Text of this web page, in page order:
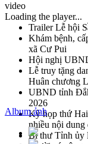
video
Loading the player...
Trailer Lễ hội
Khám bệnh,
xã Cư Pui
Hội nghị
Lễ truy tặng
Huân chương
UBND tỉnh
2026
Kỳ họp thứ
nhiều nội dung
Bí thư Tỉnh ủy
Album ảnh